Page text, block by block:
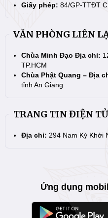
Giấy phép: 84/GP-TTĐT
VĂN PHÒNG LIÊN
Chùa Minh Đạo Địa chỉ:
TP.HCM
Chùa Phật Quang – Địa
tỉnh An Giang
TRANG TIN ĐIỆN TỬ
Địa chỉ: 294 Nam Kỳ Khởi
Ứng dụng